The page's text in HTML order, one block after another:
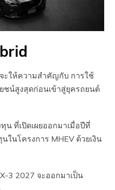
ะให้ความสำคัญ​กับ การใช้
ชน์สูงสุดก่อนเข้าสู่ยุครถยนต์
น ที่เปิดเผยออกมาเมื่อปีที่
ในโครงการ MHEV ด้วยเงิน
3 2027 จะออกมาเป็น